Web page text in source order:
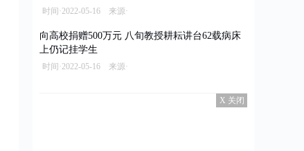
时间·2022-05-16 来源·
向高校捐赠500万元 八旬教授耕耘讲台62载病床
上仍记挂学生
时间·2022-05-16 来源·
X 关闭